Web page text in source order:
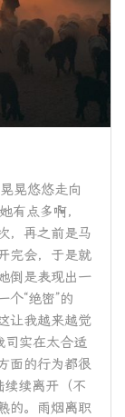
晃悠悠走向
有点多啊，
，再之前是马
完会，于是就
倒是表现出一
个“绝密”的
我越来越觉
司实在太合适
面的行为都很
续离开（不
的。雨烟离职